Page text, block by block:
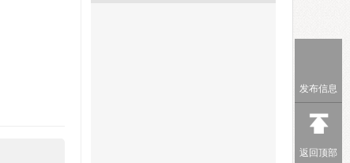
发布信息
返回顶部